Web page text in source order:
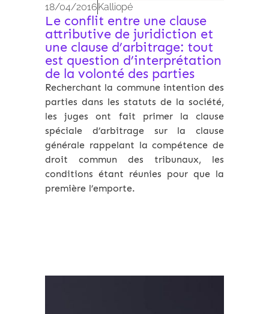
18/04/2016Kalliopé
Le conflit entre une clause
attributive de juridiction et
une clause d’arbitrage: tout
est question d’interprétation
de la volonté des parties
Recherchant la commune intention des
parties dans les statuts de la société,
les juges ont fait primer la clause
spéciale d’arbitrage sur la clause
générale rappelant la compétence de
droit commun des tribunaux, les
conditions étant réunies pour que la
première l’emporte.